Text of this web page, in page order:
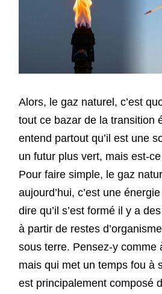
Alors, le gaz naturel, c’est
tout ce bazar de la transition
entend partout qu’il est une
un futur plus vert, mais est-
Pour faire simple, le gaz
aujourd’hui, c’est une énergie
dire qu’il s’est formé il y a
à partir de restes
sous terre. Pensez-y comme
mais qui met un temps fou à
est principalement composé